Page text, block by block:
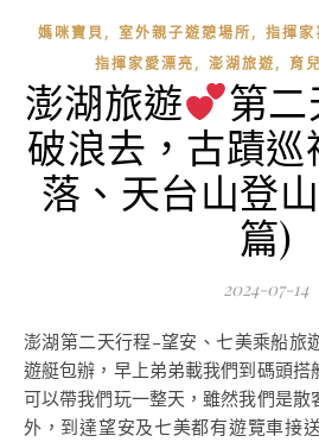
媽咪寶貝, 室外親子遊憩場所, 指揮家
指揮家愛漂亮, 澎湖旅遊, 育
澎湖旅遊
第
破浪去，古蹟巡
落、天台山登
篇)
2024-07-14
澎湖第二天行程–望安、七美乘船旅遊趣，這次的行程由海安
遊艇包辦，早上弟弟載我們到碼頭搭
可以帶我們玩一整天，雖然我們是散
外，到達望安及七美都有遊覽車接